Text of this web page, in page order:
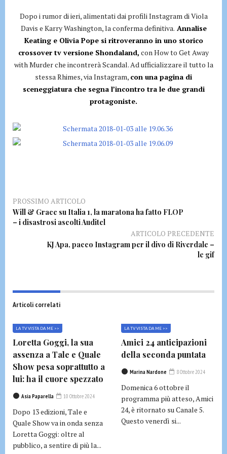
Dopo i rumor di ieri, alimentati dai profili Instagram di Viola
Davis e Karry Washington, la conferma definitiva. Annalise
Keating e Olivia Pope si ritroveranno in uno storico
crossover tv versione Shondaland, con How to Get Away
with Murder che incontrerà Scandal. Ad ufficializzare il tutto la
stessa Rhimes, via Instagram, con una pagina di
sceneggiatura che segna l’incontro tra le due grandi
protagoniste.
PROSSIMO ARTICOLO
Will & Grace su Italia 1, la maratona ha fatto FLOP
– i disastrosi ascolti Auditel
ARTICOLO PRECEDENTE
KJ Apa, pacco Instagram per il divo di Riverdale –
le gif
Articoli correlati
LA TV VISTA DA ME >>
Loretta Goggi, la sua
assenza a Tale e Quale
Show pesa soprattutto a
lui: ha il cuore spezzato
Asia Paparella 10 Ottobre 2024
Dopo 13 edizioni, Tale e
Quale Show va in onda senza
Loretta Goggi: oltre al
pubblico, a sentire di più la...
LA TV VISTA DA ME >>
Amici 24 anticipazioni
della seconda puntata
Marina Nardone 8 Ottobre 2024
Domenica 6 ottobre il
programma più atteso, Amici
24, è ritornato su Canale 5.
Questo venerdì si...